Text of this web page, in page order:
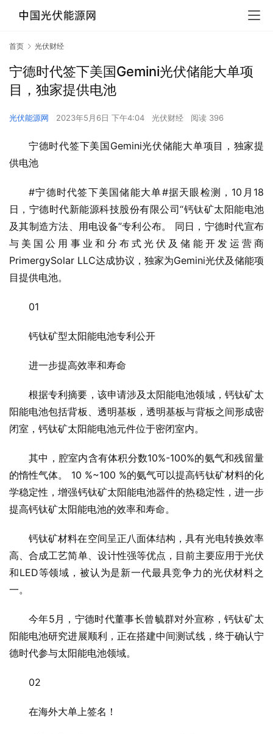
首页 光伏财经
宁德时代签下美国Gemini光伏储能大单项
目，独家提供电池
光伏能源网 2023年5月6日 下午4:04 光伏财经 阅读 396
宁德时代签下美国Gemini光伏储能大单项目，独家提
供电池
#宁德时代签下美国储能大单#据天眼检测，10月18
日，宁德时代新能源科技股份有限公司“钙钛矿太阳能电池
及其制造方法、用电设备”专利公布。 同日，宁德时代宣布
与美国公用事业和分布式光伏及储能开发运营商
PrimergySolar LLC达成协议，独家为Gemini光伏及储能项
目提供电池。
01
钙钛矿型太阳能电池专利公开
进一步提高效率和寿命
根据专利摘要，该申请涉及太阳能电池领域，钙钛矿太
阳能电池包括背板、透明基板，透明基板与背板之间形成密
闭室，钙钛矿太阳能电池元件位于密闭室内。
其中，腔室内含有体积分数10%-100%的氨气和残留量
的惰性气体。 10 %~100 %的氨气可以提高钙钛矿材料的化
学稳定性，增强钙钛矿太阳能电池器件的热稳定性，进一步
提高钙钛矿太阳能电池的效率和寿命。
钙钛矿材料在空间呈正八面体结构，具有光电转换效率
高、合成工艺简单、设计性强等优点，目前主要应用于光伏
和LED等领域，被认为是新一代最具竞争力的光伏材料之
一。
今年5月，宁德时代董事长曾毓群对外宣称，钙钛矿太
阳能电池研究进展顺利，正在搭建中间测试线，终于确认宁
德时代参与太阳能电池领域。
02
在海外大单上签名！